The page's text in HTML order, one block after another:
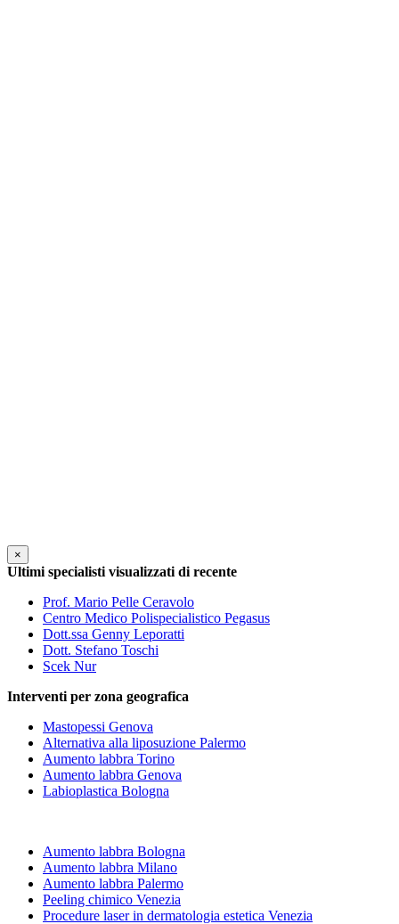
×
Ultimi specialisti visualizzati di recente
Prof. Mario Pelle Ceravolo
Centro Medico Polispecialistico Pegasus
Dott.ssa Genny Leporatti
Dott. Stefano Toschi
Scek Nur
Interventi per zona geografica
Mastopessi Genova
Alternativa alla liposuzione Palermo
Aumento labbra Torino
Aumento labbra Genova
Labioplastica Bologna
Aumento labbra Bologna
Aumento labbra Milano
Aumento labbra Palermo
Peeling chimico Venezia
Procedure laser in dermatologia estetica Venezia